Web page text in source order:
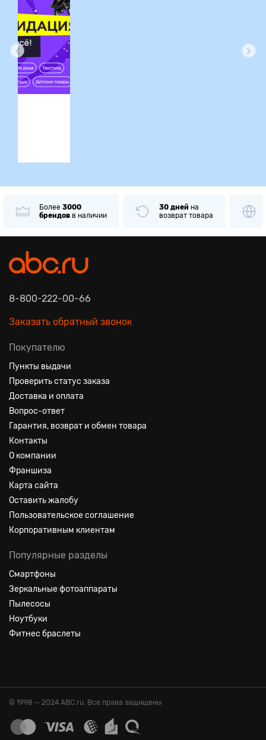
Более 3000
брендов в наличии
30 дней на
возврат товара
8-800-222-00-66
Заказать обратный звонок
Покупателю
Пункты выдачи
Проверить статус заказа
Доставка и оплата
Вопрос-ответ
Гарантия, возврат и обмен товара
Контакты
О компании
Франшиза
Карта сайта
Оставить жалобу
Пользовательское соглашение
Корпоративным клиентам
Популярные разделы
Смартфоны
Зеркальные фотоаппараты
Пылесосы
Ноутбуки
Фитнес браслеты
© 1998 — 2024 ABC.ru. Все права защищены